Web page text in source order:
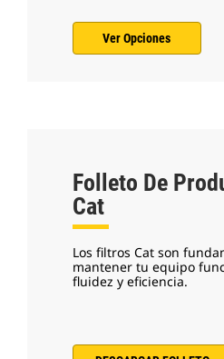
Ver Opciones
Folleto De
Cat
Los filtros Cat son
mantener tu equipo
fluidez y eficiencia.